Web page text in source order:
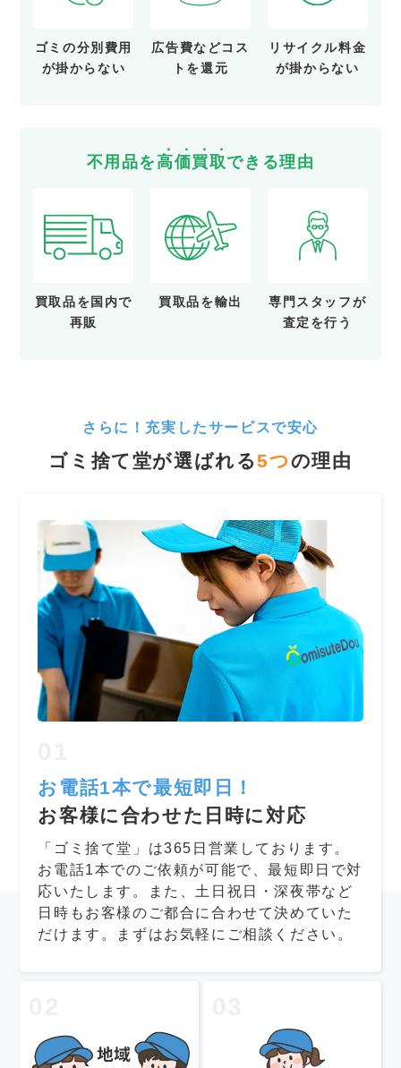
ゴミの分別費用
が掛からない
広告費などコス
トを還元
リサイクル料金
が掛からない
不用品を高価買取できる理由
買取品を国内で
再販
買取品を輸出
専門スタッフが
査定を行う
さらに！充実したサービスで安心
ゴミ捨て堂が選ばれる5つの理由
お電話1本で最短即日！
お客様に合わせた日時に対応
「ゴミ捨て堂」は365日営業しております。
お電話1本でのご依頼が可能で、最短即日で対
応いたします。また、土日祝日・深夜帯など
日時もお客様のご都合に合わせて決めていた
だけます。まずはお気軽にご相談ください。